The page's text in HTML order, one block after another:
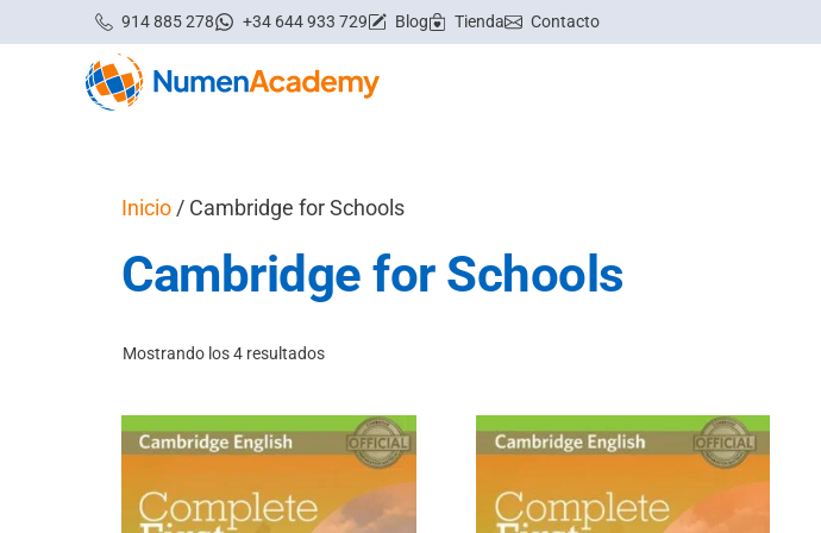
al
contenido
914 885 278 +34 644 933 729 Blog Tienda Contacto
Inicio / Cambridge for Schools
Cambridge for Schools
Mostrando los 4 resultados